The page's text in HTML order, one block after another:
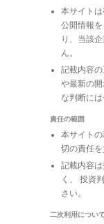
本サイト
公開情報
り、当該
ん。
記載内容
や最新の
な判断に
責任の範囲
本サイト
切の責任を
記載内容
く、 投資
さい。
二次利用について